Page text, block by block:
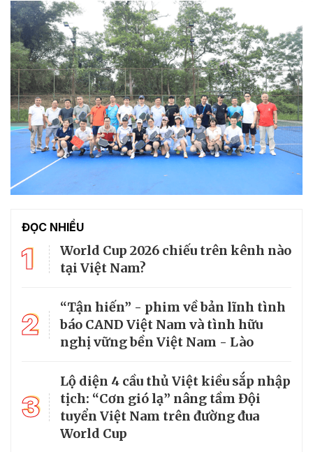
ĐỌC NHIỀU
1
World Cup 2026 chiếu trên kênh nào
tại Việt Nam?
2
“Tận hiến” - phim về bản lĩnh tình
báo CAND Việt Nam và tình hữu
nghị vững bền Việt Nam - Lào
3
Lộ diện 4 cầu thủ Việt kiều sắp nhập
tịch: “Cơn gió lạ” nâng tầm Đội
tuyển Việt Nam trên đường đua
World Cup